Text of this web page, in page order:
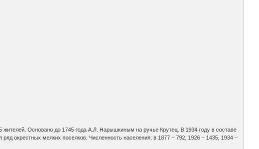
жителей. Основано до 1745 года А.Л. Нарышкиным на ручье Крутец. В 1934 году в составе
окрестных мелких поселков. Численность населения: в 1877 – 792, 1926 – 1435, 1934 –